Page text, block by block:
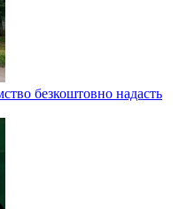
безкоштовно надасть